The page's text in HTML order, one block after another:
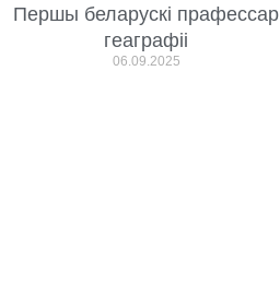
Першы беларускі прафессар
геаграфіі
06.09.2025